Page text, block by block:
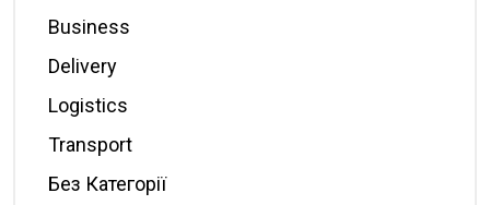
Business
Delivery
Logistics
Transport
Без Категорії